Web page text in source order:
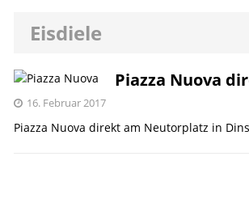
Mittelmeerraum
Eisdiele
Piazza Nuova
16. Februar 2017
Piazza Nuova direkt am Neutorplatz in